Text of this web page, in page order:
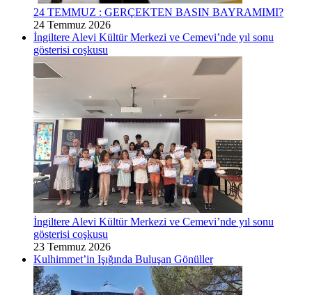
24 TEMMUZ : GERÇEKTEN BASIN BAYRAMIMI?
24 Temmuz 2026
İngiltere Alevi Kültür Merkezi ve Cemevi’nde yıl sonu
gösterisi coşkusu
İngiltere Alevi Kültür Merkezi ve Cemevi’nde yıl sonu
gösterisi coşkusu
23 Temmuz 2026
Kulhimmet’in Işığında Buluşan Gönüller